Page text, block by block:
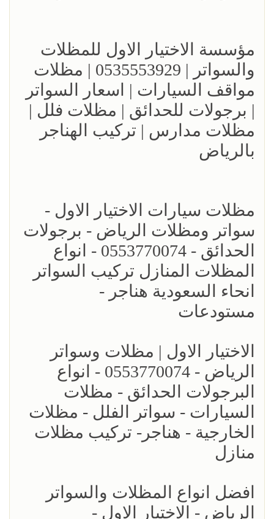
مؤسسة الاختيار الاول للمظلات
والسواتر | 0535553929 | مظلات
مواقف السيارات | اسعار السواتر
| برجولات للحدائق | مظلات فلل |
مظلات مدارس | تركيب الهناجر
بالرياض
مظلات سيارات الاختيار الاول -
سواتر ومظلات الرياض - برجولات
الحدائق - 0553770074 - انواع
المظلات المنازل تركيب السواتر
انحاء السعودية هناجر -
مستودعات
الاختيار الاول | مظلات وسواتر
الرياض - 0553770074 - انواع
البرجولات الحدائق - مظلات
السيارات - سواتر الفلل - مظلات
الخارجية - هناجر- تركيب مظلات
منازل
افضل انواع المظلات والسواتر
الرياض - الاختيار الاول -